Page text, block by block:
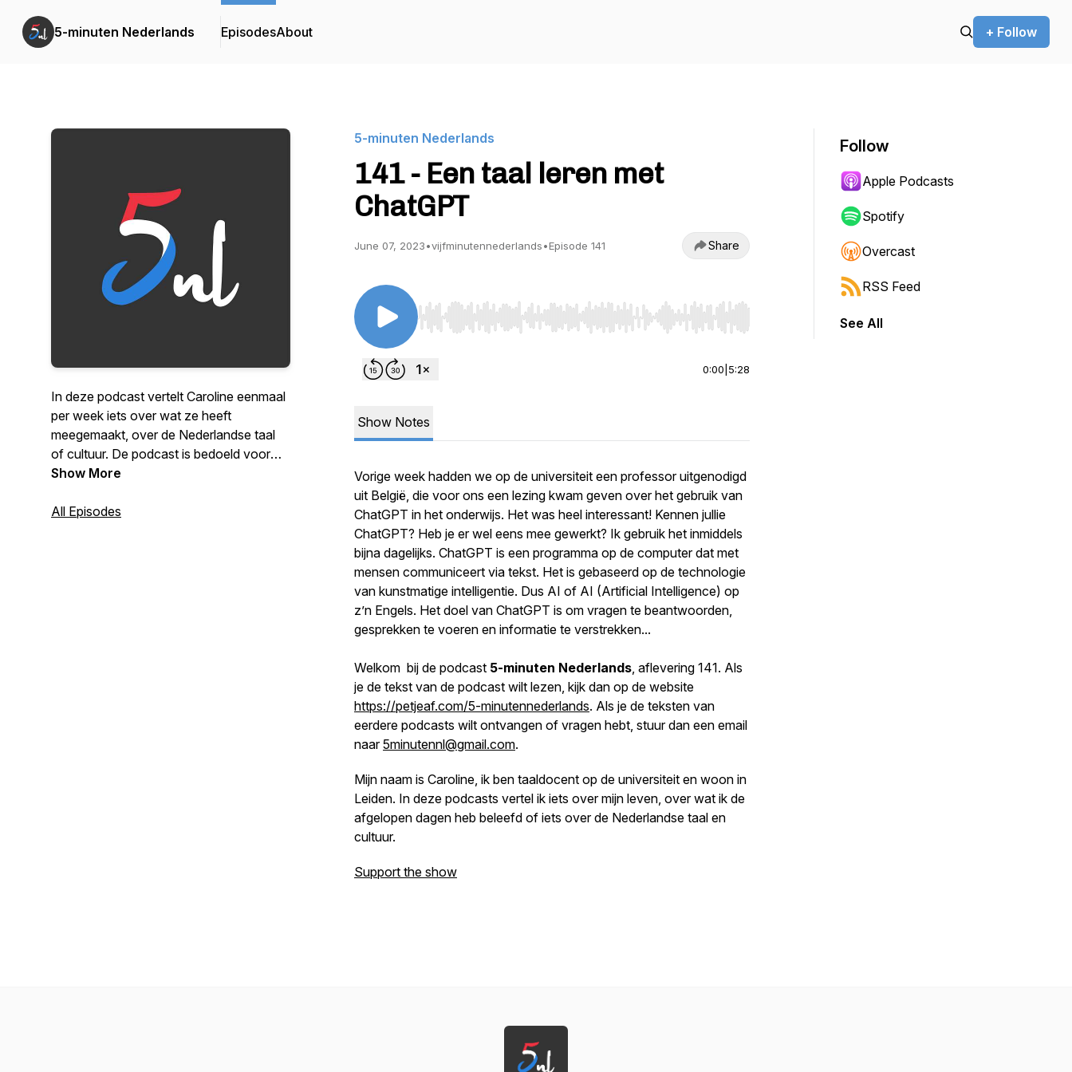
5-minuten Nederlands EpisodesAbout + Follow
In deze podcast vertelt Caroline eenmaal
per week iets over wat ze heeft
meegemaakt, over de Nederlandse taal
of cultuur. De podcast is bedoeld voor
mensen die Nederlands op B1+
Nederlandse taal en cultuur willen
Show More
All Episodes
5-minuten Nederlands
141 - Een taal leren met
ChatGPT
June 07, 2023•vijfminutennederlands•Episode 141 Share
Use Left/Right to seek, Home/End to jump to start or end. Hold shift to jump forward or backward.
0:00 5:28
Show Notes
Vorige week hadden we op de universiteit een professor uitgenodigd
uit België, die voor ons een lezing kwam geven over het gebruik van
ChatGPT in het onderwijs. Het was heel interessant! Kennen jullie
ChatGPT? Heb je er wel eens mee gewerkt? Ik gebruik het inmiddels
bijna dagelijks. ChatGPT is een programma op de computer dat met
mensen communiceert via tekst. Het is gebaseerd op de technologie
van kunstmatige intelligentie. Dus AI of AI (Artificial Intelligence) op
z’n Engels. Het doel van ChatGPT is om vragen te beantwoorden,
gesprekken te voeren en informatie te verstrekken...
Welkom bij de podcast 5-minuten Nederlands, aflevering 141. Als
je de tekst van de podcast wilt lezen, kijk dan op de website
https://petjeaf.com/5-minutennederlands. Als je de teksten van
eerdere podcasts wilt ontvangen of vragen hebt, stuur dan een email
naar5minutennl@gmail.com.
Mijn naam is Caroline, ik ben taaldocent op de universiteit en woon in
Leiden. In deze podcasts vertel ik iets over mijn leven, over wat ik de
afgelopen dagen heb beleefd of iets over de Nederlandse taal en
cultuur.
Support the show
Follow
Apple Podcasts
Spotify
Overcast
RSS Feed
See All